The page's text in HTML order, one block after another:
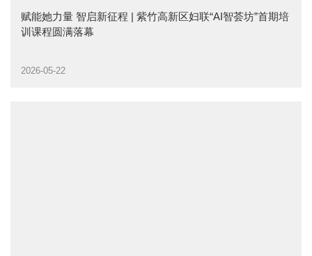
赋能她力量 智启新征程 | 紫竹高新区妇联“AI智荟坊”首期培
训课程圆满落幕
2026-05-22